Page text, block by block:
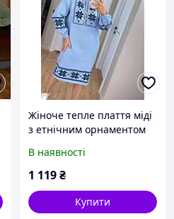
Жіноче тепле плаття міді
з етнічним орнаментом
В наявності
1 119₴
Купити